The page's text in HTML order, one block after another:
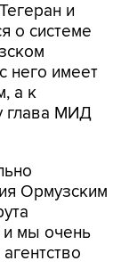
и
о системе
него имеет
а к
глава МИД
Ормузским
и мы очень